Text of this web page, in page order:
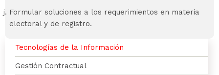
Formular soluciones a los requerimientos en materia
electoral y de registro.
secretaria
general
Tecnologías de la Información
Gestión Contractual